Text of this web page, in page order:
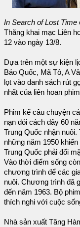
In Search of Lost Time
Thăng khai mạc Liên
12 vào ngày 13/8.
Dựa trên một sự kiện
Bảo Quốc, Mã Tô, A
lọt vào danh sách rút
nhất của liên hoan
Phim kể câu chuyện
nạn đói cách đây 60
Trung Quốc nhận
những năm 1950
Trung Quốc phải đối
Vào thời điểm sống
chương trình để các
nuôi. Chương trình đã
đến năm 1963. Bộ
thích nghi với cuộc
Nhà sản xuất Tăng